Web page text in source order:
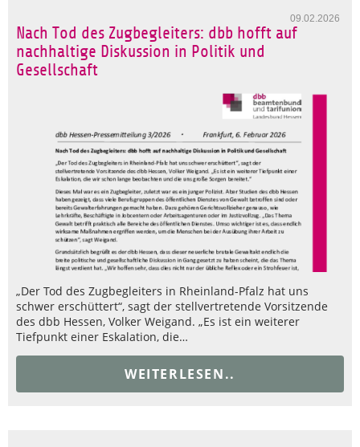
09.02.2026
Nach Tod des Zugbegleiters: dbb hofft auf
nachhaltige Diskussion in Politik und
Gesellschaft
„Der Tod des Zugbegleiters in Rheinland-Pfalz hat uns
schwer erschüttert“, sagt der stellvertretende Vorsitzende
des dbb Hessen, Volker Weigand. „Es ist ein weiterer
Tiefpunkt einer Eskalation, die…
WEITERLESEN..